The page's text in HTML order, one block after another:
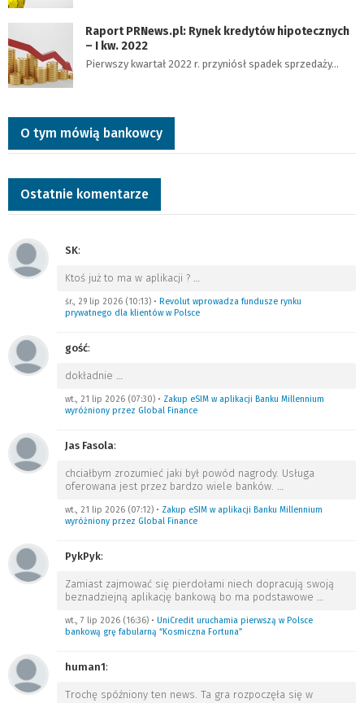
Raport PRNews.pl: Rynek kredytów hipotecznych
– I kw. 2022
Pierwszy kwartał 2022 r. przyniósł spadek sprzedaży…
O tym mówią bankowcy
Ostatnie komentarze
SK:
Ktoś już to ma w aplikacji ? …
śr., 29 lip 2026 (10:13) • Revolut wprowadza fundusze rynku
prywatnego dla klientów w Polsce
gość:
dokładnie …
wt., 21 lip 2026 (07:30) • Zakup eSIM w aplikacji Banku Millennium
wyróżniony przez Global Finance
Jas Fasola:
chciałbym zrozumieć jaki był powód nagrody. Usługa
oferowana jest przez bardzo wiele banków. …
wt., 21 lip 2026 (07:12) • Zakup eSIM w aplikacji Banku Millennium
wyróżniony przez Global Finance
PykPyk:
Zamiast zajmować się pierdołami niech dopracują swoją
beznadziejną aplikację bankową bo ma podstawowe …
wt., 7 lip 2026 (16:36) • UniCredit uruchamia pierwszą w Polsce
bankową grę fabularną “Kosmiczna Fortuna”
human1:
Trochę spóźniony ten news. Ta gra rozpoczęła się w